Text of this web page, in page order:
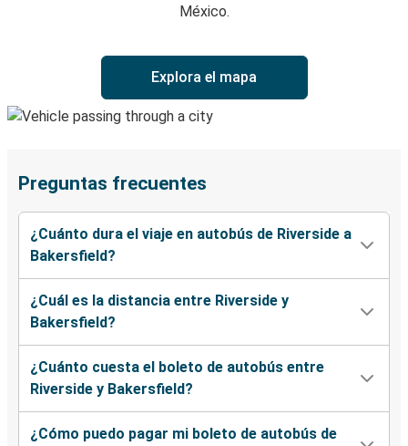
México.
Explora el mapa
Preguntas frecuentes
¿Cuánto dura el viaje en autobús de Riverside a
Bakersfield?
¿Cuál es la distancia entre Riverside y
Bakersfield?
¿Cuánto cuesta el boleto de autobús entre
Riverside y Bakersfield?
¿Cómo puedo pagar mi boleto de autobús de